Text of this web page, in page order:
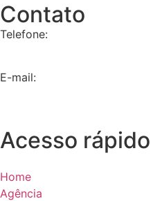
Contato
Telefone:
E-mail:
Acesso rápido
Home
Agência